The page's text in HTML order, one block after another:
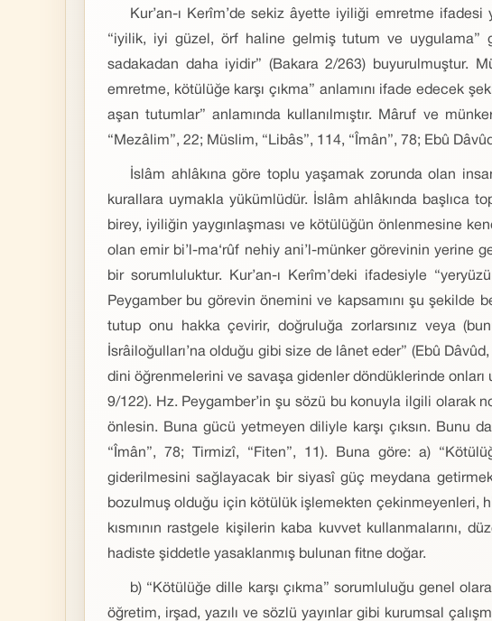
Kur’an-ı Kerîm’de sekiz âyette iyiliği emretme
“iyilik, iyi güzel, örf haline gelmiş tutum ve uygulama”
sadakadan daha iyidir” (Bakara 2/263) buyurulmuştur.
emretme, kötülüğe karşı çıkma” anlamını ifade edecek
aşan tutumlar” anlamında kullanılmıştır. Mâruf ve
“Mezâlim”, 22; Müslim, “Libâs”, 114, “Îmân”, 78; Ebû
İslâm ahlâkına göre toplu yaşamak zorunda olan
kurallara uymakla yükümlüdür. İslâm ahlâkında başlıca
birey, iyiliğin yaygınlaşması ve kötülüğün önlenmesine
olan emir bi’l-ma‘rûf nehiy ani’l-münker görevinin yerine
bir sorumluluktur. Kur’an-ı Kerîm’deki ifadesiyle
Peygamber bu görevin önemini ve kapsamını şu
tutup onu hakka çevirir, doğruluğa zorlarsınız veya
İsrâiloğulları’na olduğu gibi size de lânet eder” (Ebû
dini öğrenmelerini ve savaşa gidenler döndüklerinde
9/122). Hz. Peygamber’in şu sözü bu konuyla ilgili olarak
önlesin. Buna gücü yetmeyen diliyle karşı çıksın. Bunu
“Îmân”, 78; Tirmizî, “Fiten”, 11). Buna göre: a)
giderilmesini sağlayacak bir siyasî güç meydana
bozulmuş olduğu için kötülük işlemekten çekinmeyenleri,
kısmının rastgele kişilerin kaba kuvvet kullanmalarını,
hadiste şiddetle yasaklanmış bulunan fitne doğar.
b) “Kötülüğe dille karşı çıkma” sorumluluğu genel
öğretim, irşad, yazılı ve sözlü yayınlar gibi kurumsal